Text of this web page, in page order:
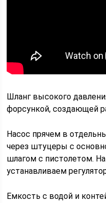
Шланг высокого
форсункой, создающей
Насос прячем в
через штуцеры с
шлагом с пистолетом.
устанавливаем
Емкость с водой и